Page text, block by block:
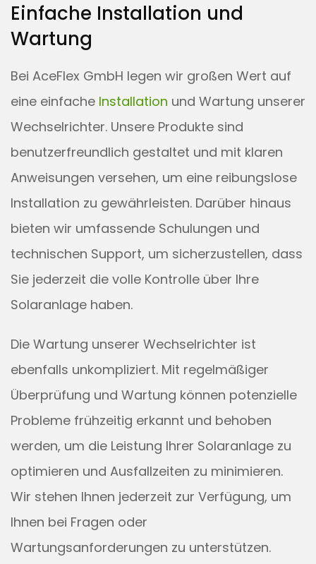
Einfache Installation und
Wartung
Bei AceFlex GmbH legen wir großen Wert auf
eine einfache Installation und Wartung unserer
Wechselrichter. Unsere Produkte sind
benutzerfreundlich gestaltet und mit klaren
Anweisungen versehen, um eine reibungslose
Installation zu gewährleisten. Darüber hinaus
bieten wir umfassende Schulungen und
technischen Support, um sicherzustellen, dass
Sie jederzeit die volle Kontrolle über Ihre
Solaranlage haben.
Die Wartung unserer Wechselrichter ist
ebenfalls unkompliziert. Mit regelmäßiger
Überprüfung und Wartung können potenzielle
Probleme frühzeitig erkannt und behoben
werden, um die Leistung Ihrer Solaranlage zu
optimieren und Ausfallzeiten zu minimieren.
Wir stehen Ihnen jederzeit zur Verfügung, um
Ihnen bei Fragen oder
Wartungsanforderungen zu unterstützen.